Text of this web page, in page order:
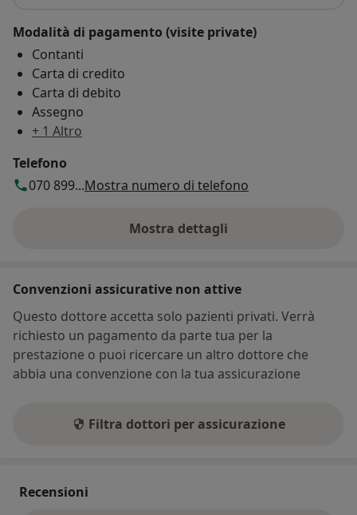
Modalità di pagamento (visite private)
Contanti
Carta di credito
Carta di debito
Assegno
+ 1 Altro
Telefono
070 899...Mostra numero di telefono
Mostra dettagli
sull'indirizzo
Convenzioni assicurative non attive
Questo dottore accetta solo pazienti privati. Verrà
richiesto un pagamento da parte tua per la
prestazione o puoi ricercare un altro dottore che
abbia una convenzione con la tua assicurazione
Filtra dottori per assicurazione
Recensioni